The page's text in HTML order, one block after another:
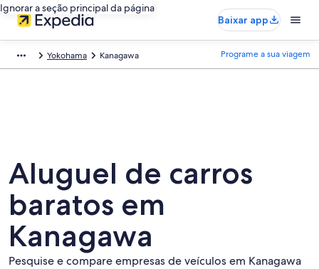
Ignorar a seção principal da página
Baixar app
Yokohama Kanagawa Programe a sua viagem
Aluguel de carros
baratos em
Kanagawa
Pesquise e compare empresas de veículos em Kanagawa